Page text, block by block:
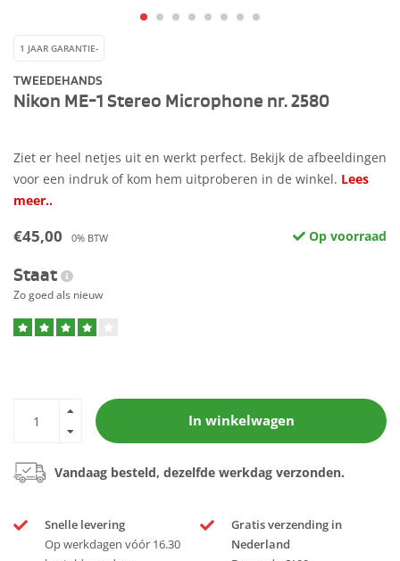
1 JAAR GARANTIE-
TWEEDEHANDS
Nikon ME-1 Stereo Microphone nr. 2580
Ziet er heel netjes uit en werkt perfect. Bekijk de afbeeldingen
voor een indruk of kom hem uitproberen in de winkel. Lees
meer..
€45,00 0% BTW Op voorraad
Staat
Zo goed als nieuw
In winkelwagen
Vandaag besteld, dezelfde werkdag verzonden.
Snelle levering
Op werkdagen vóór 16.30
Gratis verzending in
Nederland